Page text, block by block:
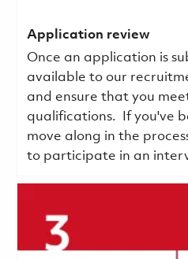
Application review
Once an application is
available to our
and ensure that you
qualifications.
If you've
move along in the
to participate in an